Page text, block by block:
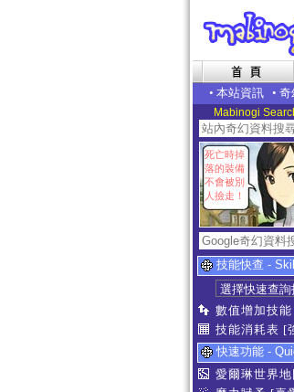
• 本站資訊 • 奇
Mabinogi
死亡時掉
落的裝備
不會被別
人撿走！
技能快查 -
數值增加技能
技能消耗表 [
快速功能 -
愛爾琳世界地